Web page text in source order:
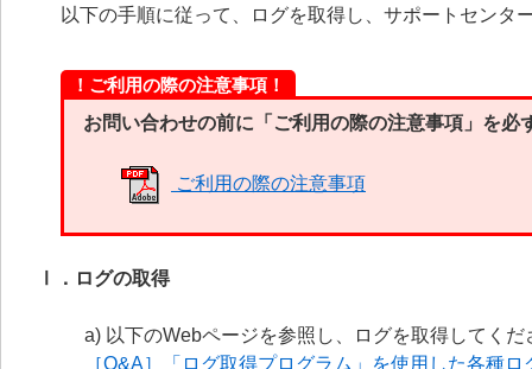
以下の手順に従って、ログを取得し、サポートセンタ
！ご利用の際の注意事項！
お問い合わせの前に「ご利用の際の注意事項」を必
ご利用の際の注意事項
Ⅰ．ログの取得
a) 以下のWebページを参照し、ログを取得してくだ
［Q&A］「ログ取得プログラム」を使用した各種ロ